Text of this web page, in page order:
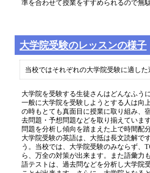
準を合わせて授業をすすめられるので無
大学院受験のレッスンの様子
当校ではそれぞれの大学院受験に適し
大学院を受験する生徒さんはどんなふう
一般に大学院を受験しようとする人は向
の時もとても真面目に授業に取り組み、
去問題・予想問題などを取り揃えていま
問題を分析し傾向を踏まえた上で時間配
大学院受験の英語は、大抵は長文読解で
う。当校では、大学院受験のみならず、
ら、万全の対策が出来ます。また語彙力
語テストは、過去問などを分析し大学院